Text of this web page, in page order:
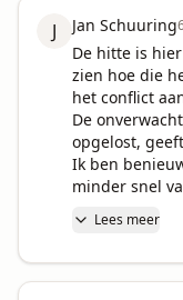
J Jan Schuuring
De hitte is
zien hoe die
het conflict
De
opgelost,
Ik ben
minder snel
Lees meer